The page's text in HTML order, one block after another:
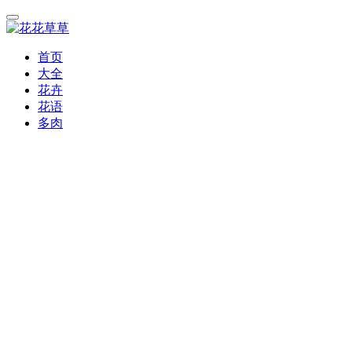
首页
大全
花卉
花语
多肉